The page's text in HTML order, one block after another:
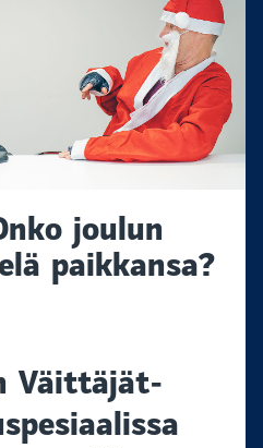
joulun
paikkansa?
Väittäjät-